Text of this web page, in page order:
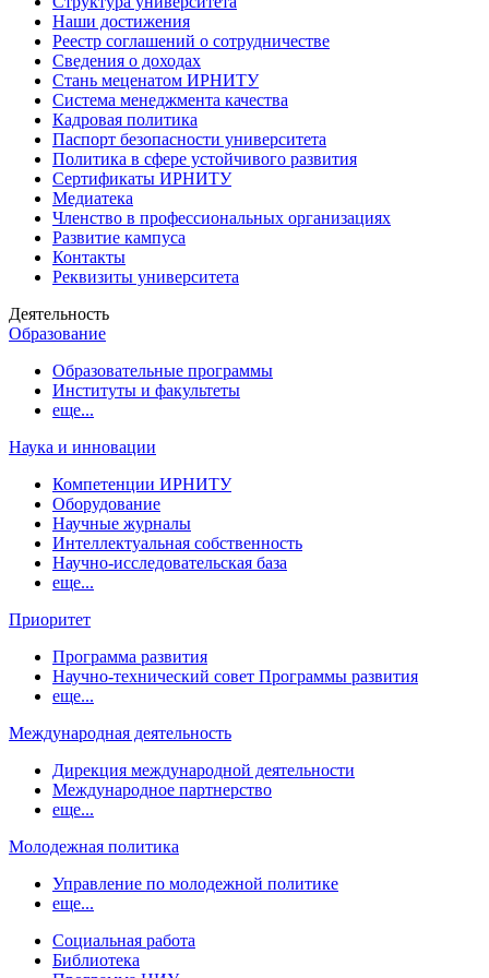
Наши достижения
Реестр соглашений о сотрудничестве
Сведения о доходах
Стань меценатом ИРНИТУ
Система менеджмента качества
Кадровая политика
Паспорт безопасности университета
Политика в сфере устойчивого развития
Сертификаты ИРНИТУ
Медиатека
Членство в профессиональных организациях
Развитие кампуса
Контакты
Реквизиты университета
Деятельность
Образование
Образовательные программы
Институты и факультеты
еще...
Наука и инновации
Компетенции ИРНИТУ
Оборудование
Научные журналы
Интеллектуальная собственность
Научно-исследовательская база
еще...
Приоритет
Программа развития
Научно-технический совет Программы развития
еще...
Международная деятельность
Дирекция международной деятельности
Международное партнерство
еще...
Молодежная политика
Управление по молодежной политике
еще...
Социальная работа
Библиотека